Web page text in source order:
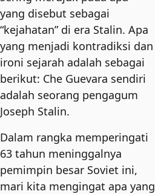
yang disebut sebagai
“kejahatan” di era Stalin. Apa
yang menjadi kontradiksi dan
ironi sejarah adalah sebagai
berikut: Che Guevara sendiri
adalah seorang pengagum
Joseph Stalin.
Dalam rangka memperingati
63 tahun meninggalnya
pemimpin besar Soviet ini,
mari kita mengingat apa yang